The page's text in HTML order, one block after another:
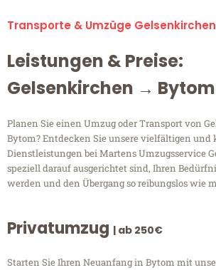
Transporte & Umzüge
Leistungen & Preise:
Gelsenkirchen → Bytom
Planen Sie einen Umzug oder Transport von
Bytom? Entdecken Sie unsere vielfältigen
Dienstleistungen bei Martens Umzugsservice
speziell darauf ausgerichtet sind, Ihren
werden und den Übergang so reibungslos wie
Privatumzug | ab 250€
Starten Sie Ihren Neuanfang in Bytom mit